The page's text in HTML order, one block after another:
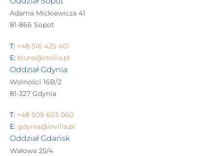
Adama Mickiewicza 41
81-866 Sopot
T: +48 516 425 401
E: biuro@invilla.pl
Oddział Gdynia
Wolności 16B/2
81-327 Gdynia
T: +48 509 603 060
E: gdynia@invilla.pl
Oddział Gdańsk
Wałowa 25/4